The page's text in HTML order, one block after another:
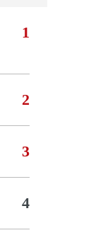
1
2
3
4